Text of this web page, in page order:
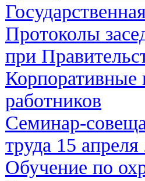
Протоколы
при
Корпоративные
работников
Семинар-
труда 15 апреля
Обучение по